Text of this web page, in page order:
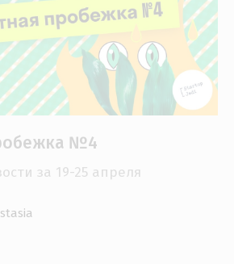
№4
за 19-25 апреля